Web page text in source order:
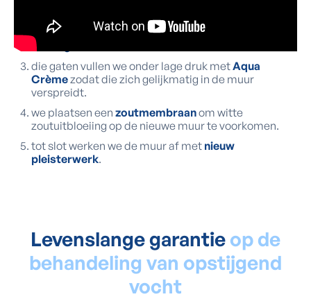
net boven de vloer boren we eenhorizontale rij
kleine gaten
die gaten vullen we onder lage druk metAqua
Crèmezodat die zich gelijkmatig in de muur
verspreidt.
we plaatsen een zoutmembraanom witte
zoutuitbloeiing op de nieuwe muur te voorkomen.
tot slot werken we de muur af met nieuw
pleisterwerk.
Levenslange garantie op de
behandeling van opstijgend
vocht